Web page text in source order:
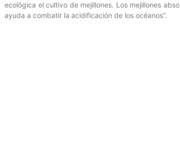
ecológica el cultivo de mejillones. Los mejillones
ayuda a combatir la acidificación de los océanos”.